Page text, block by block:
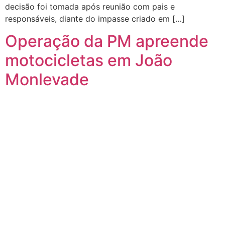
decisão foi tomada após reunião com pais e
responsáveis, diante do impasse criado em […]
Operação da PM apreende
motocicletas em João
Monlevade